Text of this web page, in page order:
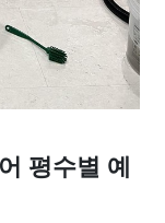
평수별 예